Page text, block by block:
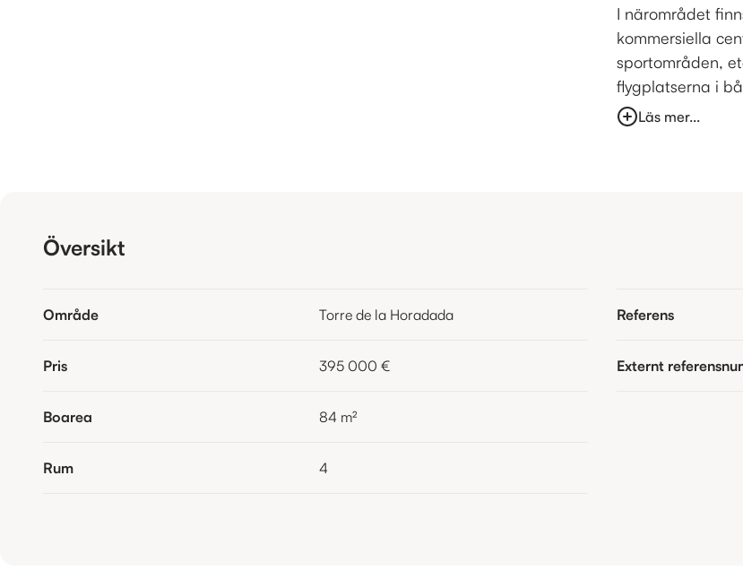
I närområdet
kommersiella
sportområden,
flygplatserna i
Läs mer...
Översikt
Område Torre de la Horadada
Pris 395 000 €
Boarea 84 m²
Rum 4
Referens
Externt